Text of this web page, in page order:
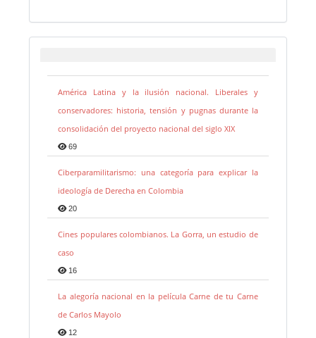
América Latina y la ilusión nacional. Liberales y
conservadores: historia, tensión y pugnas durante la
consolidación del proyecto nacional del siglo XIX
69
Ciberparamilitarismo: una categoría para explicar la
ideología de Derecha en Colombia
20
Cines populares colombianos. La Gorra, un estudio de
caso
16
La alegoría nacional en la película Carne de tu Carne
de Carlos Mayolo
12